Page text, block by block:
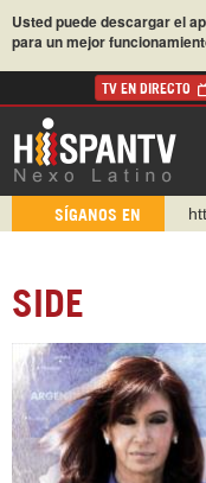
Usted puede descargar el
para un mejor
TV EN DIRECTO
SÍGANOS EN
SIDE